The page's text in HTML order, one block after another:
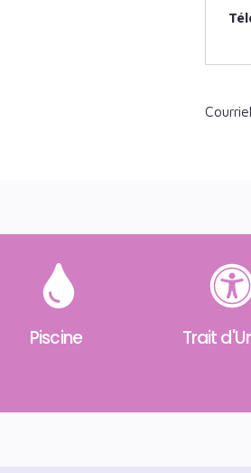
Piscine Trait